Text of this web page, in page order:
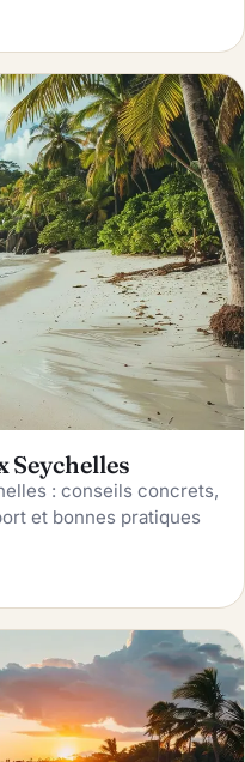
Seychelles
: conseils concrets,
et bonnes pratiques